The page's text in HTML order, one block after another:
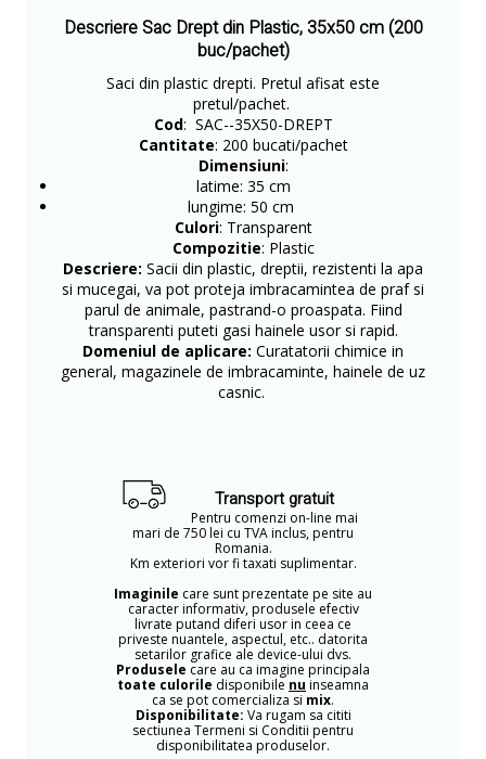
Descriere Sac Drept din Plastic, 35x50 cm (200
buc/pachet)
Saci din plastic drepti. Pretul afisat este
pretul/pachet.
Cod: SAC--35X50-DREPT
Cantitate: 200 bucati/pachet
Dimensiuni:
latime: 35 cm
lungime: 50 cm
Culori: Transparent
Compozitie: Plastic
Descriere: Sacii din plastic, dreptii, rezistenti la apa
si mucegai, va pot proteja imbracamintea de praf si
parul de animale, pastrand-o proaspata. Fiind
transparenti puteti gasi hainele usor si rapid.
Domeniul de aplicare: Curatatorii chimice in
general, magazinele de imbracaminte, hainele de uz
casnic.
Transport gratuit
Pentru comenzi on-line mai
mari de 750 lei cu TVA inclus, pentru
Romania.
Km exteriori vor fi taxati suplimentar.
Imaginile care sunt prezentate pe site au
caracter informativ, produsele efectiv
livrate putand diferi usor in ceea ce
priveste nuantele, aspectul, etc.. datorita
setarilor grafice ale device-ului dvs.
Produsele care au ca imagine principala
toate culorile disponibile nu inseamna
ca se pot comercializa si mix.
Disponibilitate: Va rugam sa cititi
sectiunea Termeni si Conditii pentru
disponibilitatea produselor.